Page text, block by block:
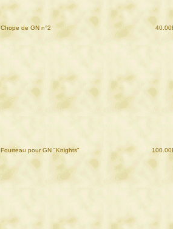
Chope de GN n°2
Fourreau pour GN "Knights"